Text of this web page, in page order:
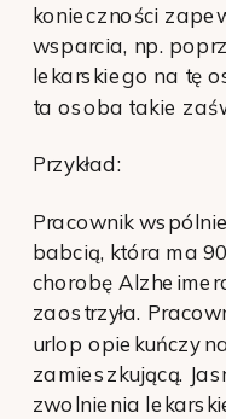
konieczności
wsparcia, np.
lekarskiego na tę
ta osoba takie
Przykład:
Pracownik
babcią, która ma
chorobę
zaostrzyła.
urlop opiekuńczy
zamieszkującą.
zwolnienia